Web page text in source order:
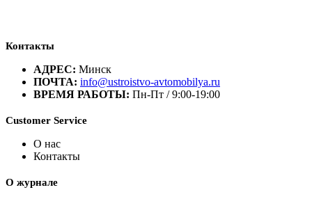
Контакты
АДРЕС: Минск
ПОЧТА: info@ustroistvo-avtomobilya.ru
ВРЕМЯ РАБОТЫ: Пн-Пт / 9:00-19:00
Customer Service
О нас
Контакты
О журнале